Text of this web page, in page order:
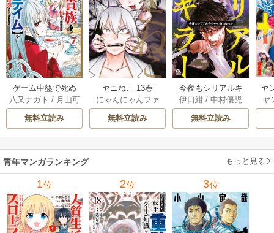
ゲーム中盤で死ぬ
悪役貴族に転生し
たので、外れスキ
ル【テイム】を駆
してみた 7巻
八又ナガト / 月山可
也
無料立読み
ヤニねこ 13巻
にゃんにゃんファ
クトリー
無料立読み
今夜もシリアルキ
ラーと待ち合わせ 5
巻
伊口紺 /中村優児
無料立読み
ヤ
ヤ
青年マンガランキング もっと見る
1位 2位 3位